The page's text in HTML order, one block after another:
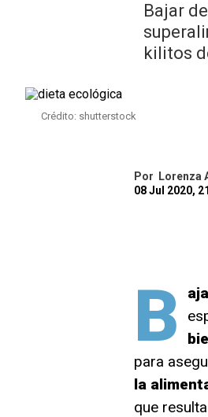
Bajar
kilitos
Crédito: shutterstock
Por
Lorenza
08 Jul 2020,
B
para
la
que